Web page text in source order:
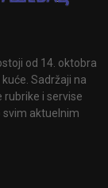
od 14. oktobra
Sadržaji na
rubrike i servise
svim aktuelnim